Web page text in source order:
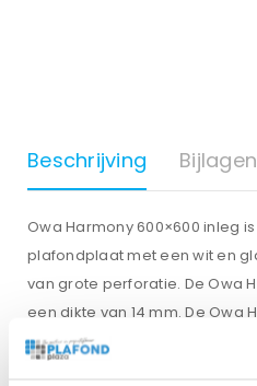
Beschrijving Bijlagen
Owa Harmony 600×600 inleg
plafondplaat met een wit en
van grote perforatie. De Owa
een dikte van 14 mm. De
een goede akoestische
eigenschappen. Harmony is